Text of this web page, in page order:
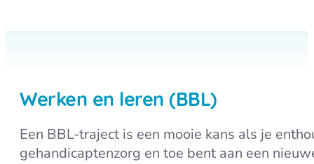
Werken en leren (BBL)
Een BBL-traject is een mooie kans als je
gehandicaptenzorg en toe bent aan een